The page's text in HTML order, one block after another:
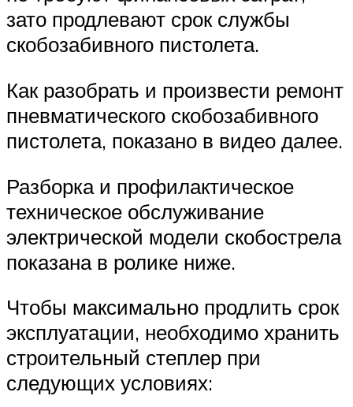
зато продлевают срок службы
скобозабивного пистолета.
Как разобрать и произвести ремонт
пневматического скобозабивного
пистолета, показано в видео далее.
Разборка и профилактическое
техническое обслуживание
электрической модели скобострела
показана в ролике ниже.
Чтобы максимально продлить срок
эксплуатации, необходимо хранить
строительный степлер при
следующих условиях: